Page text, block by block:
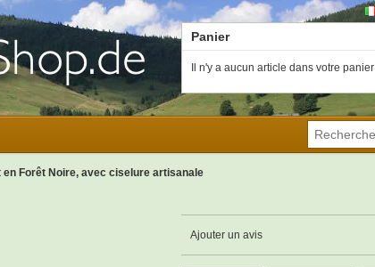
Panier
Il n'y a aucun article dans votre panier
Forêt Noire, avec ciselure artisanale
Ajouter un avis